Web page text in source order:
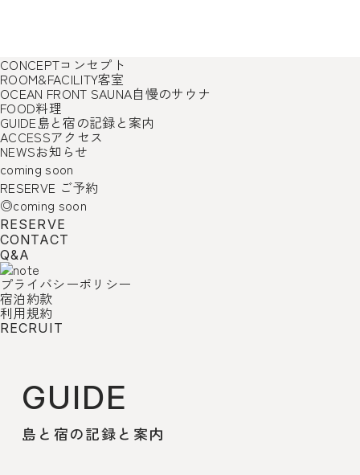
CONCEPTコンセプト
ROOM&FACILITY客室
OCEAN FRONT SAUNA自慢のサウナ
FOOD料理
GUIDE島と宿の記録と案内
ACCESSアクセス
NEWSお知らせ
coming soon
RESERVE ご予約
◎coming soon
RESERVE
CONTACT
Q&A
プライバシーポリシー
宿泊約款
利用規約
RECRUIT
GUIDE
島と宿の記録と案内